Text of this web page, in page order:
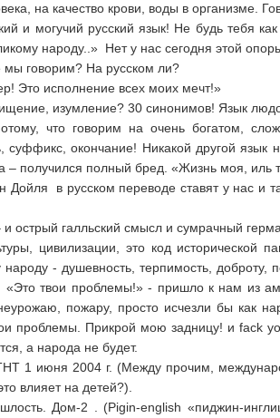
на качество крови, воды в организме.
и могучий русский язык! Не будь тебя
народу..» Нет у нас сегодня этой
мы говорим? На русском ли?
Это исполнение всех моих мечт!»
изумление? 30 синонимов! Язык
что говорим на очень богатом,
суффикс, окончание! Никакой другой
– получился полный бред. «Жизнь моя,
Дойля в русском переводе ставят у нас и
и острый галльский смысл и сумрачный
цивилизации, это код исторической
- душевность, терпимость, доброту,
твои проблемы!» - пришло к нам из
пожару, просто исчезли бы как
проблемы. Прикрой мою задницу! и fack
а народа не будет.
1 июня 2004 г. (Между прочим,
влияет на детей?).
Дом-2 . (Pigin-english «пиджин-